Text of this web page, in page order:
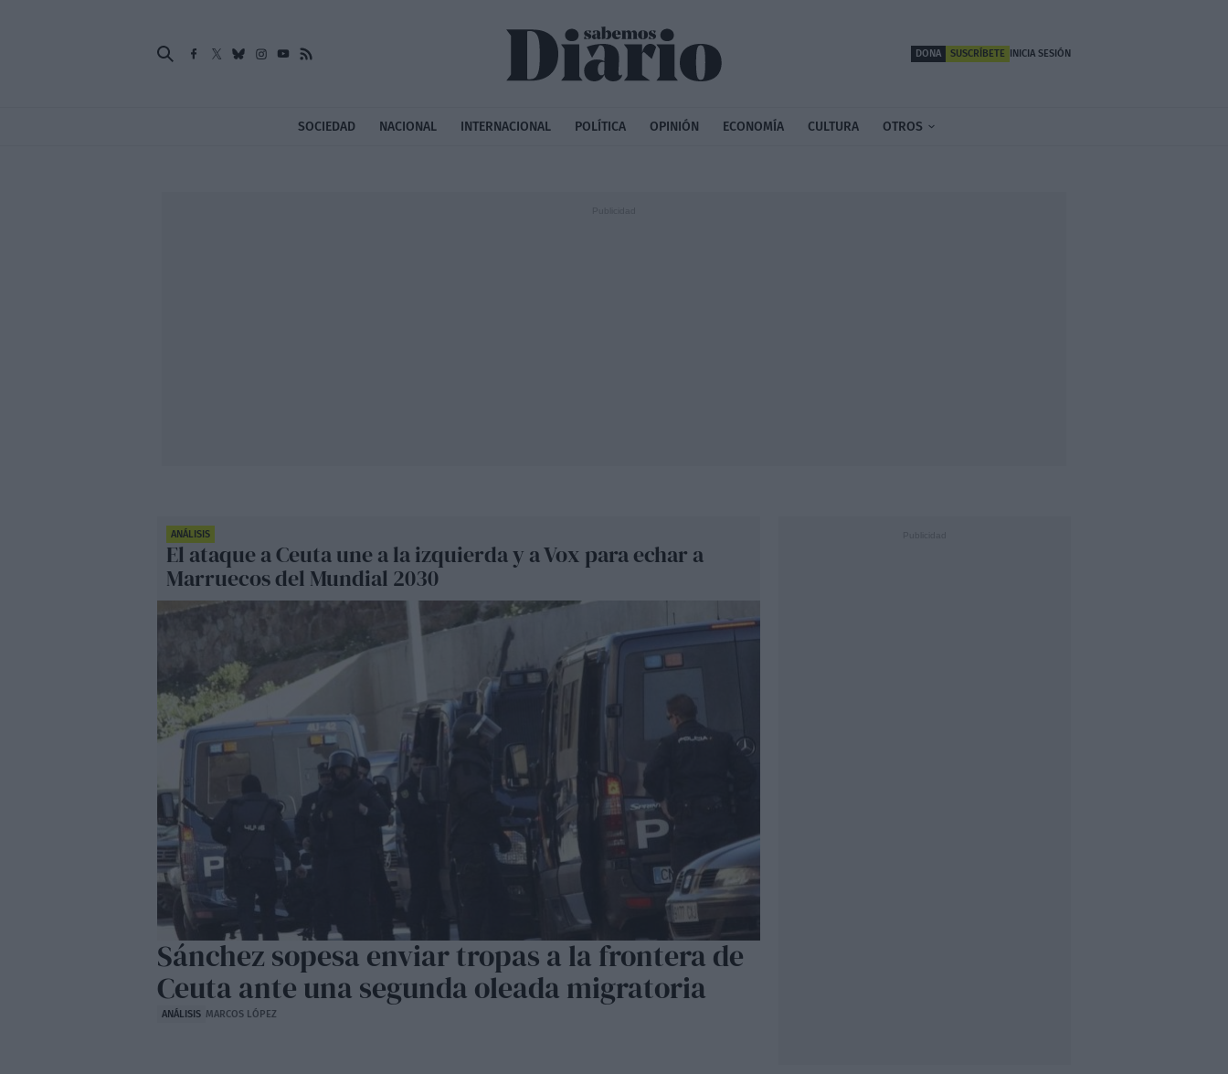
SOCIEDAD NACIONAL INTERNACIONAL POLÍTICA OPINIÓN ECONOMÍA CULTURA OTROS
DONA SUSCRÍBETE INICIA SESIÓN
ANÁLISIS
El ataque a Ceuta une a la izquierda y a Vox para echar a
Marruecos del Mundial 2030
Sánchez sopesa enviar tropas a la frontera de
Ceuta ante una segunda oleada migratoria
ANÁLISIS MARCOS LÓPEZ